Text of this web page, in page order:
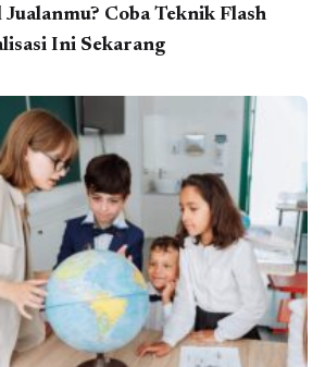
Coba Teknik Flash
Ini Sekarang